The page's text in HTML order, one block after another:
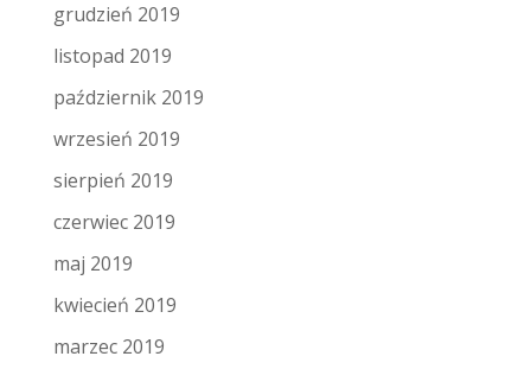
grudzień 2019
listopad 2019
październik 2019
wrzesień 2019
sierpień 2019
czerwiec 2019
maj 2019
kwiecień 2019
marzec 2019